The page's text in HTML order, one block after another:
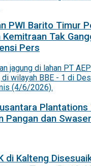
PWI Barito Timur
Tak
Pers
Plantations
Pangan dan
di Kalteng